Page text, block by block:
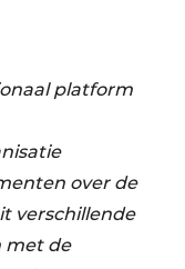
platform
over de
verschillende
met de